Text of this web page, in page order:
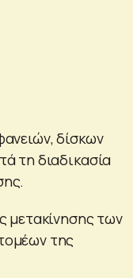
δίσκων
τη διαδικασία
μετακίνησης των
της